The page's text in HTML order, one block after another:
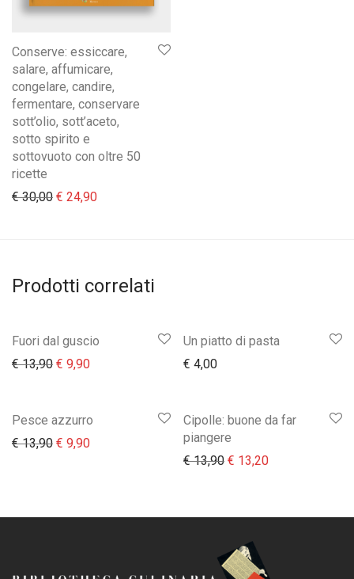
Conserve: essiccare,
salare, affumicare,
congelare, candire,
fermentare, conservare
sott’olio, sott’aceto,
sotto spirito e
sottovuoto con oltre 50
ricette
€30,00 Il prezzo originale era: € 30,00.
€ 24,90Il prezzo attuale è: € 24,90.
Prodotti correlati
Fuori dal guscio
€13,90 Il prezzo originale era: € 13,90.
€ 9,90Il prezzo attuale è: € 9,90.
Un piatto di pasta
€ 4,00
Pesce azzurro
€13,90 Il prezzo originale era: € 13,90.
€ 9,90Il prezzo attuale è: € 9,90.
Cipolle: buone da far
piangere
€13,90 Il prezzo originale era:
€ 13,20Il prezzo